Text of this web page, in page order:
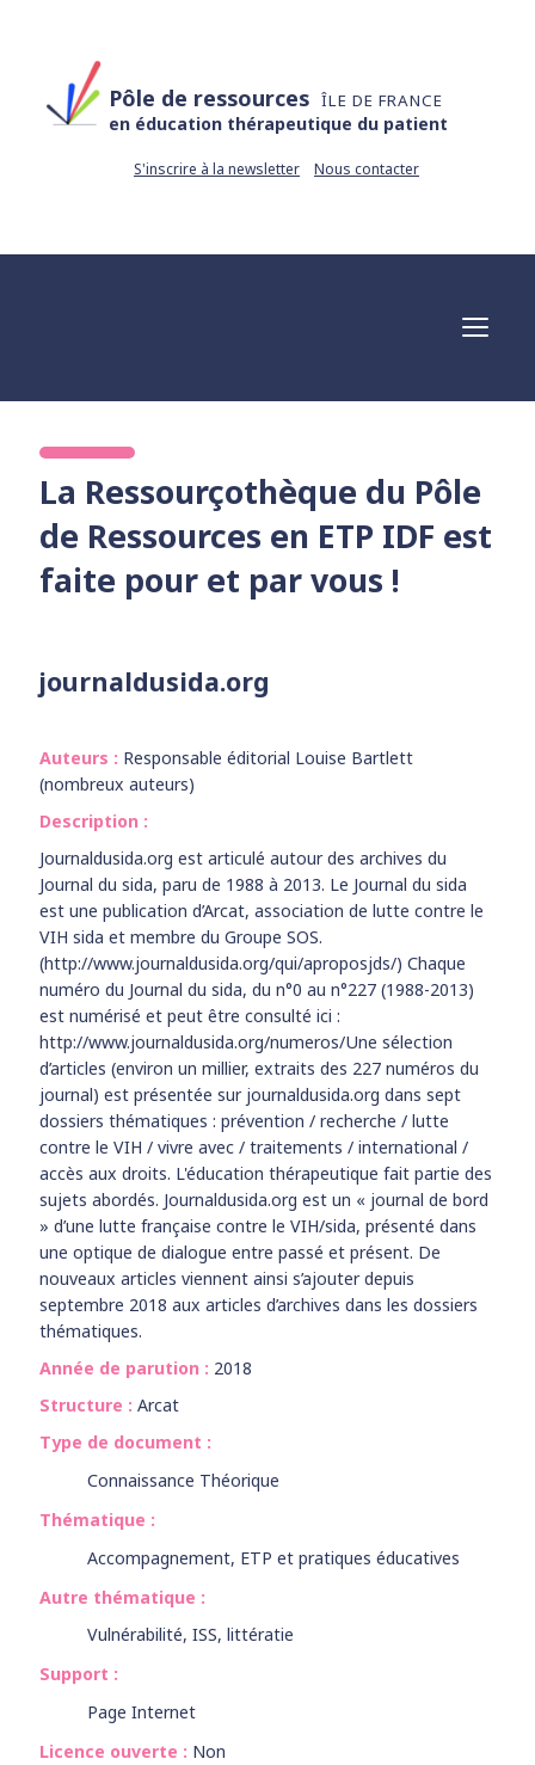
Pôle de ressources ÎLE DE FRANCE
en éducation thérapeutique du patient
S'inscrire à la newsletter Nous contacter
La Ressourçothèque du Pôle
de Ressources en ETP IDF est
faite pour et par vous !
journaldusida.org
Auteurs : Responsable éditorial Louise Bartlett
(nombreux auteurs)
Description :
Journaldusida.org est articulé autour des archives du
Journal du sida, paru de 1988 à 2013. Le Journal du sida
est une publication d’Arcat, association de lutte contre le
VIH sida et membre du Groupe SOS.
(http://www.journaldusida.org/qui/aproposjds/) Chaque
numéro du Journal du sida, du n°0 au n°227 (1988-2013)
est numérisé et peut être consulté ici :
http://www.journaldusida.org/numeros/Une sélection
d’articles (environ un millier, extraits des 227 numéros du
journal) est présentée sur journaldusida.org dans sept
dossiers thématiques : prévention / recherche / lutte
contre le VIH / vivre avec / traitements / international /
accès aux droits. L'éducation thérapeutique fait partie des
sujets abordés. Journaldusida.org est un « journal de bord
» d’une lutte française contre le VIH/sida, présenté dans
une optique de dialogue entre passé et présent. De
nouveaux articles viennent ainsi s’ajouter depuis
septembre 2018 aux articles d’archives dans les dossiers
thématiques.
Année de parution : 2018
Structure : Arcat
Type de document :
Connaissance Théorique
Thématique :
Accompagnement, ETP et pratiques éducatives
Autre thématique :
Vulnérabilité, ISS, littératie
Support :
Page Internet
Licence ouverte : Non